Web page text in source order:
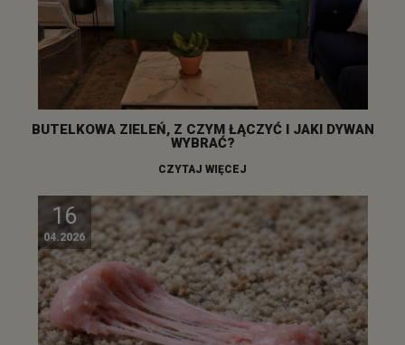
BUTELKOWA ZIELEŃ, Z CZYM ŁĄCZYĆ I JAKI DYWAN
WYBRAĆ?
CZYTAJ WIĘCEJ
16
04.2026